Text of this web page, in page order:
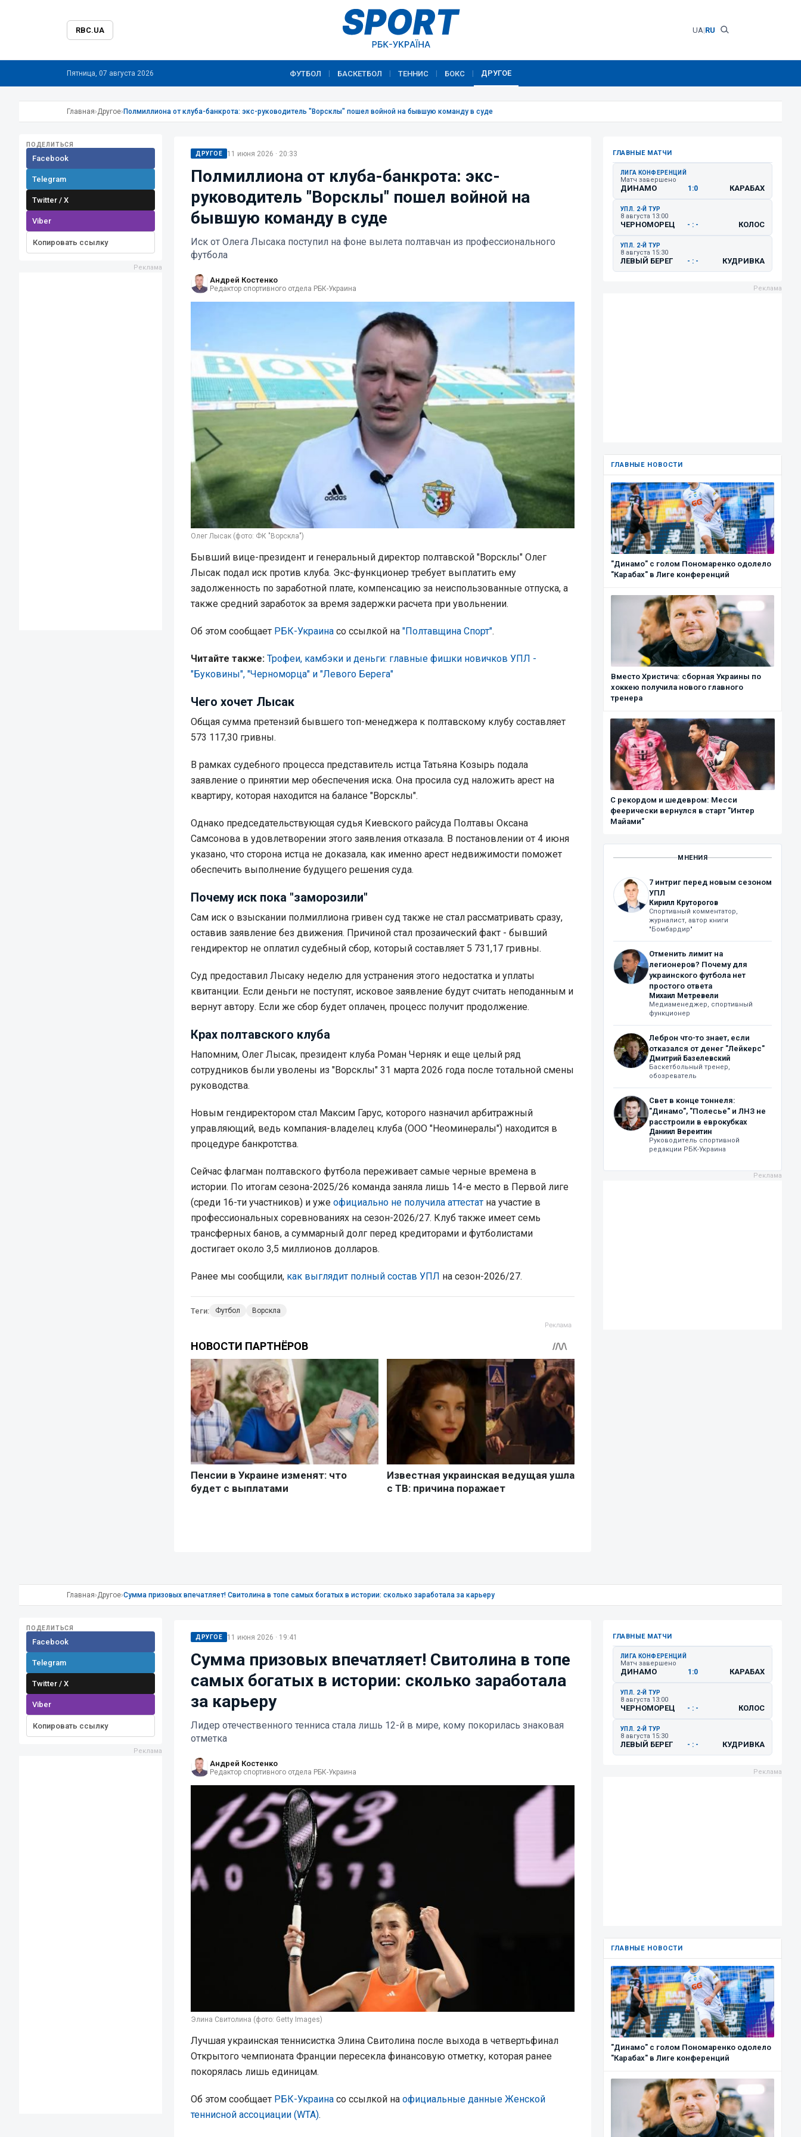
RBC.UA UA|RU
Пятница, 07 августа 2026 ФУТБОЛ БАСКЕТБОЛ ТЕННИС БОКС ДРУГОЕ
Главная›Другое› Полмиллиона от клуба-банкрота: экс-руководитель "Ворсклы" пошел войной на бывшую команду в суде
ПОДЕЛИТЬСЯ
Facebook
Telegram
Twitter / X
Viber
Копировать ссылку
ДРУГОЕ 11 июня 2026 · 20:33
Полмиллиона от клуба-банкрота: экс-
руководитель "Ворсклы" пошел войной на
бывшую команду в суде
Иск от Олега Лысака поступил на фоне вылета полтавчан из профессионального
футбола
Андрей Костенко
Редактор спортивного отдела РБК-Украина
Олег Лысак (фото: ФК "Ворскла")
Бывший вице-президент и генеральный директор полтавской "Ворсклы" Олег
Лысак подал иск против клуба. Экс-функционер требует выплатить ему
задолженность по заработной плате, компенсацию за неиспользованные отпуска, а
также средний заработок за время задержки расчета при увольнении.
Об этом сообщает РБК-Украина со ссылкой на "Полтавщина Спорт".
Читайте также: Трофеи, камбэки и деньги: главные фишки новичков УПЛ -
"Буковины", "Черноморца" и "Левого Берега"
Чего хочет Лысак
Общая сумма претензий бывшего топ-менеджера к полтавскому клубу составляет
573 117,30 гривны.
В рамках судебного процесса представитель истца Татьяна Козырь подала
заявление о принятии мер обеспечения иска. Она просила суд наложить арест на
квартиру, которая находится на балансе "Ворсклы".
Однако председательствующая судья Киевского райсуда Полтавы Оксана
Самсонова в удовлетворении этого заявления отказала. В постановлении от 4 июня
указано, что сторона истца не доказала, как именно арест недвижимости поможет
обеспечить выполнение будущего решения суда.
Почему иск пока "заморозили"
Сам иск о взыскании полмиллиона гривен суд также не стал рассматривать сразу,
оставив заявление без движения. Причиной стал прозаический факт - бывший
гендиректор не оплатил судебный сбор, который составляет 5 731,17 гривны.
Суд предоставил Лысаку неделю для устранения этого недостатка и уплаты
квитанции. Если деньги не поступят, исковое заявление будут считать неподанным и
вернут автору. Если же сбор будет оплачен, процесс получит продолжение.
Крах полтавского клуба
Напомним, Олег Лысак, президент клуба Роман Черняк и еще целый ряд
сотрудников были уволены из "Ворсклы" 31 марта 2026 года после тотальной смены
руководства.
Новым гендиректором стал Максим Гарус, которого назначил арбитражный
управляющий, ведь компания-владелец клуба (ООО "Неоминералы") находится в
процедуре банкротства.
Сейчас флагман полтавского футбола переживает самые черные времена в
истории. По итогам сезона-2025/26 команда заняла лишь 14-е место в Первой лиге
(среди 16-ти участников) и уже официально не получила аттестат на участие в
профессиональных соревнованиях на сезон-2026/27. Клуб также имеет семь
трансферных банов, а суммарный долг перед кредиторами и футболистами
достигает около 3,5 миллионов долларов.
Ранее мы сообщили, как выглядит полный состав УПЛ на сезон-2026/27.
Теги: Футбол Ворскла
ГЛАВНЫЕ МАТЧИ
ЛИГА КОНФЕРЕНЦИЙ
Матч завершено
ДИНАМО 1:0 КАРАБАХ
УПЛ. 2-Й ТУР
8 августа 13:00
ЧЕРНОМОРЕЦ - : - КОЛОС
УПЛ. 2-Й ТУР
8 августа 15:30
ЛЕВЫЙ БЕРЕГ - : - КУДРИВКА
ГЛАВНЫЕ НОВОСТИ
"Динамо" с голом Пономаренко одолело
"Карабах" в Лиге конференций
Вместо Христича: сборная Украины по
хоккею получила нового главного
тренера
С рекордом и шедевром: Месси
феерически вернулся в старт "Интер
Майами"
МНЕНИЯ
7 интриг перед новым сезоном
УПЛ
Кирилл Круторогов
Спортивный комментатор,
журналист, автор книги
"Бомбардир"
Отменить лимит на
легионеров? Почему для
украинского футбола нет
простого ответа
Михаил Метревели
Медиаменеджер, спортивный
функционер
Леброн что-то знает, если
отказался от денег "Лейкерс"
Дмитрий Базелевский
Баскетбольный тренер,
обозреватель
Свет в конце тоннеля:
"Динамо", "Полесье" и ЛНЗ не
расстроили в еврокубках
Даниил Вереитин
Руководитель спортивной
редакции РБК-Украина
Главная›Другое›Сумма призовых впечатляет! Свитолина в топе самых богатых в истории: сколько заработала за карьеру
ПОДЕЛИТЬСЯ
Facebook
Telegram
Twitter / X
Viber
Копировать ссылку
ДРУГОЕ 11 июня 2026 · 19:41
Сумма призовых впечатляет! Свитолина в топе
самых богатых в истории: сколько заработала
за карьеру
Лидер отечественного тенниса стала лишь 12-й в мире, кому покорилась знаковая
отметка
Андрей Костенко
Редактор спортивного отдела РБК-Украина
Элина Свитолина (фото: Getty Images)
Лучшая украинская теннисистка Элина Свитолина после выхода в четвертьфинал
Открытого чемпионата Франции пересекла финансовую отметку, которая ранее
покорялась лишь единицам.
Об этом сообщает РБК-Украина со ссылкой на официальные данные Женской
теннисной ассоциации (WTA).
ГЛАВНЫЕ МАТЧИ
ЛИГА КОНФЕРЕНЦИЙ
Матч завершено
ДИНАМО 1:0 КАРАБАХ
УПЛ. 2-Й ТУР
8 августа 13:00
ЧЕРНОМОРЕЦ - : - КОЛОС
УПЛ. 2-Й ТУР
8 августа 15:30
ЛЕВЫЙ БЕРЕГ - : - КУДРИВКА
ГЛАВНЫЕ НОВОСТИ
"Динамо" с голом Пономаренко одолело
"Карабах" в Лиге конференций